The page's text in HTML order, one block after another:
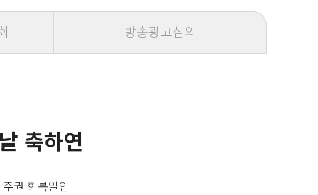
방송광고심의
축하연
권 회복일인